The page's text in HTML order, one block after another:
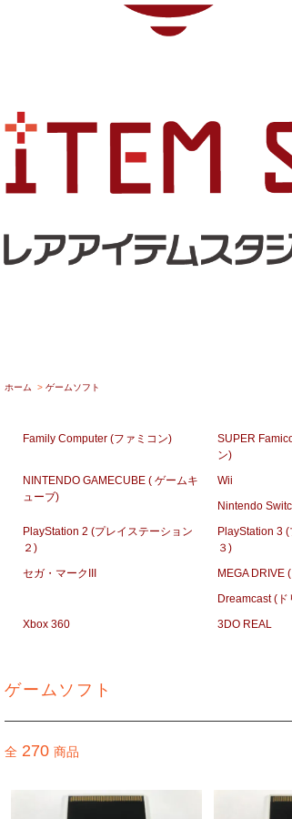
ホーム > ゲームソフト
Family Computer (ファミコン)
SUPER
ン)
NINTENDO GAMECUBE ( ゲームキ
ューブ)
Wii
Nintendo
PlayStation 2 (プレイステーション
２)
PlayStation 3
３)
セガ・マークIII
MEGA DRIVE
Dreamcast (ド
Xbox 360
3DO REAL
ゲームソフト
全 270 商品